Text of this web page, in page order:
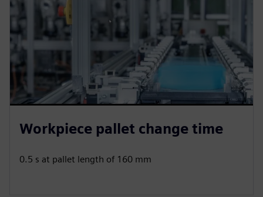
Workpiece pallet change time
0.5 s at pallet length of 160 mm